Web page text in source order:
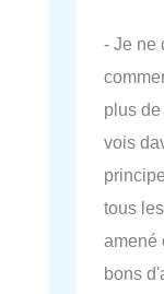
- Je ne
plus
vois
tous
amené
bons